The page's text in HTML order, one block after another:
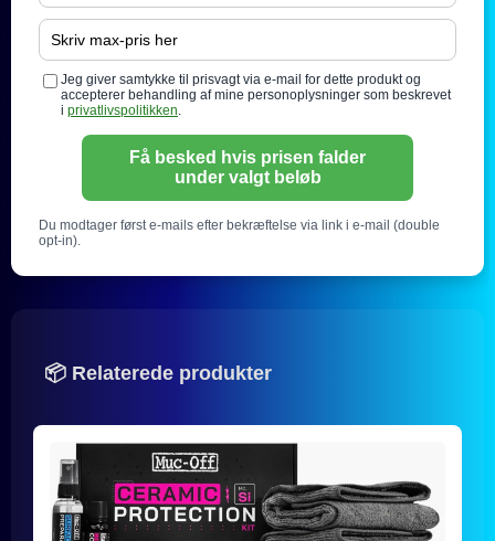
Jeg giver samtykke til prisvagt via e-mail for dette produkt og
accepterer behandling af mine personoplysninger som beskrevet
i privatlivspolitikken.
Få besked hvis prisen falder
under valgt beløb
Du modtager først e-mails efter bekræftelse via link i e-mail (double
opt-in).
📦 Relaterede produkter